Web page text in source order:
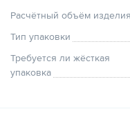
Расчётный объём
Тип упаковки
Требуется ли жёсткая
упаковка